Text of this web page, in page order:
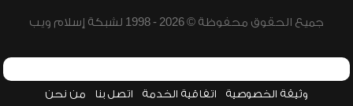
جميع الحقوق محفوظة © 2026 - 1998 لشبكة إسلام ويب
وثيقة الخصوصية اتفاقية الخدمة اتصل بنا من نحن